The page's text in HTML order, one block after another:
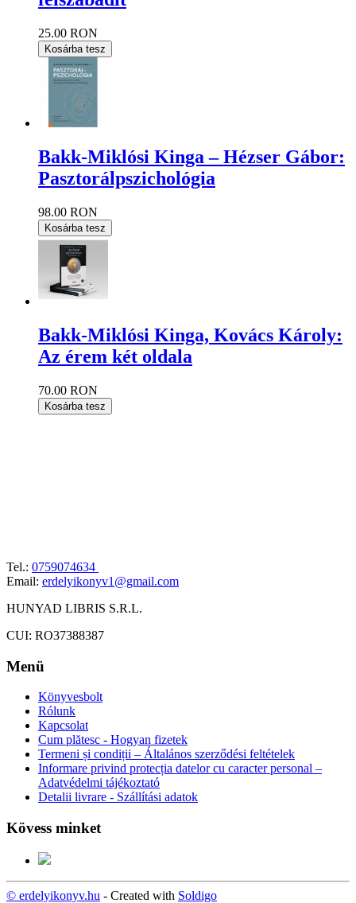
25.00 RON
Kosárba tesz
Bakk-Miklósi Kinga – Hézser Gábor:
Pasztorálpszichológia
98.00 RON
Kosárba tesz
Bakk-Miklósi Kinga, Kovács Károly:
Az érem két oldala
70.00 RON
Kosárba tesz
Tel.: 0759074634
Email: erdelyikonyv1@gmail.com
HUNYAD LIBRIS S.R.L.
CUI: RO37388387
Menü
Könyvesbolt
Rólunk
Kapcsolat
Cum plătesc - Hogyan fizetek
Termeni și condiții – Általános szerződési feltételek
Informare privind protecția datelor cu caracter personal –
Adatvédelmi tájékoztató
Detalii livrare - Szállítási adatok
Kövess minket
© erdelyikonyv.hu - Created with Soldigo